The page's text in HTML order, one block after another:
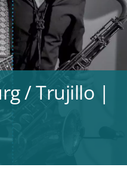
/ Trujillo |